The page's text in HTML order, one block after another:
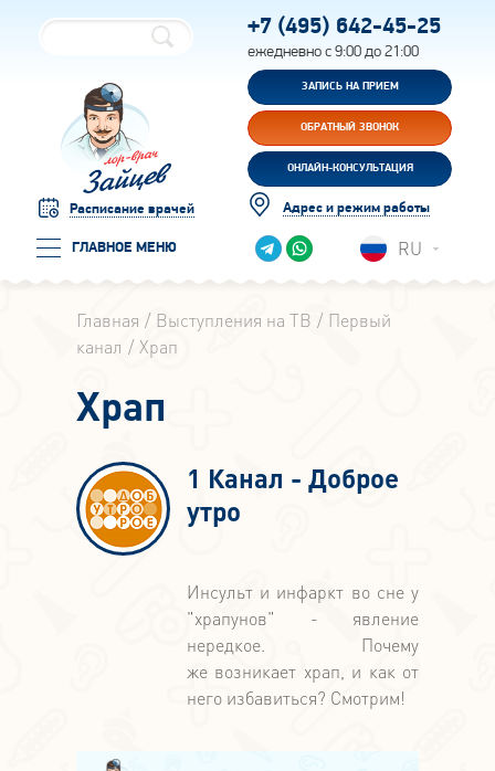
Расписание врачей
ГЛАВНОЕ МЕНЮ
+7 (495) 642-45-25
ежедневно с 9:00 до 21:00
ЗАПИСЬ НА ПРИЕМ
ОБРАТНЫЙ ЗВОНОК
ОНЛАЙН-КОНСУЛЬТАЦИЯ
Адрес и режим работы
RU
Главная Выступления на ТВ
Первый
канал
Храп
Храп
1 Канал - Доброе
утро
Инсульт и инфаркт во сне у
"храпунов" - явление
нередкое. Почему
же возникает храп, и как от
него избавиться? Смотрим!